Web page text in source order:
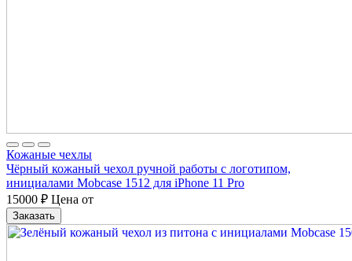
Кожаные чехлы
Чёрный кожаный чехол ручной работы с логотипом,
инициалами Mobcase 1512 для iPhone 11 Pro
15000 ₽ Цена от
Заказать